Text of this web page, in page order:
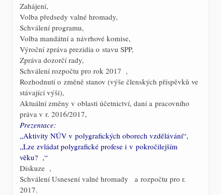
Zahájení,
Volba předsedy valné hromady,
Schválení programu,
Volba mandátní a návrhové komise,
Výroční zpráva prezidia o stavu SPP,
Zpráva dozorčí rady,
Schválení rozpočtu pro rok 2017 ,
Rozhodnutí o změně stanov (výše členských příspěvků ve
stávající výši),
Aktuální změny v oblasti účetnictví, daní a pracovního
práva v r. 2016/2017,
Prezentace:
„Aktivity NÚV v polygrafických oborech vzdělávání“,
„Lze zvládat polygrafické profese i v pokročilejším
věku? ,“
Diskuze ,
Schválení Usnesení valné hromady a rozpočtu pro r.
2017.